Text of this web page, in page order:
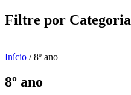
Filtre por Categoria
Início / 8º ano
8º ano